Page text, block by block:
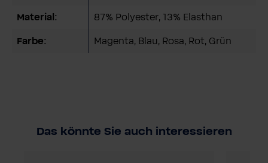
Material: 87% Polyester, 13% Elasthan
Farbe: Magenta, Blau, Rosa, Rot, Grün
Das könnte Sie auch interessieren